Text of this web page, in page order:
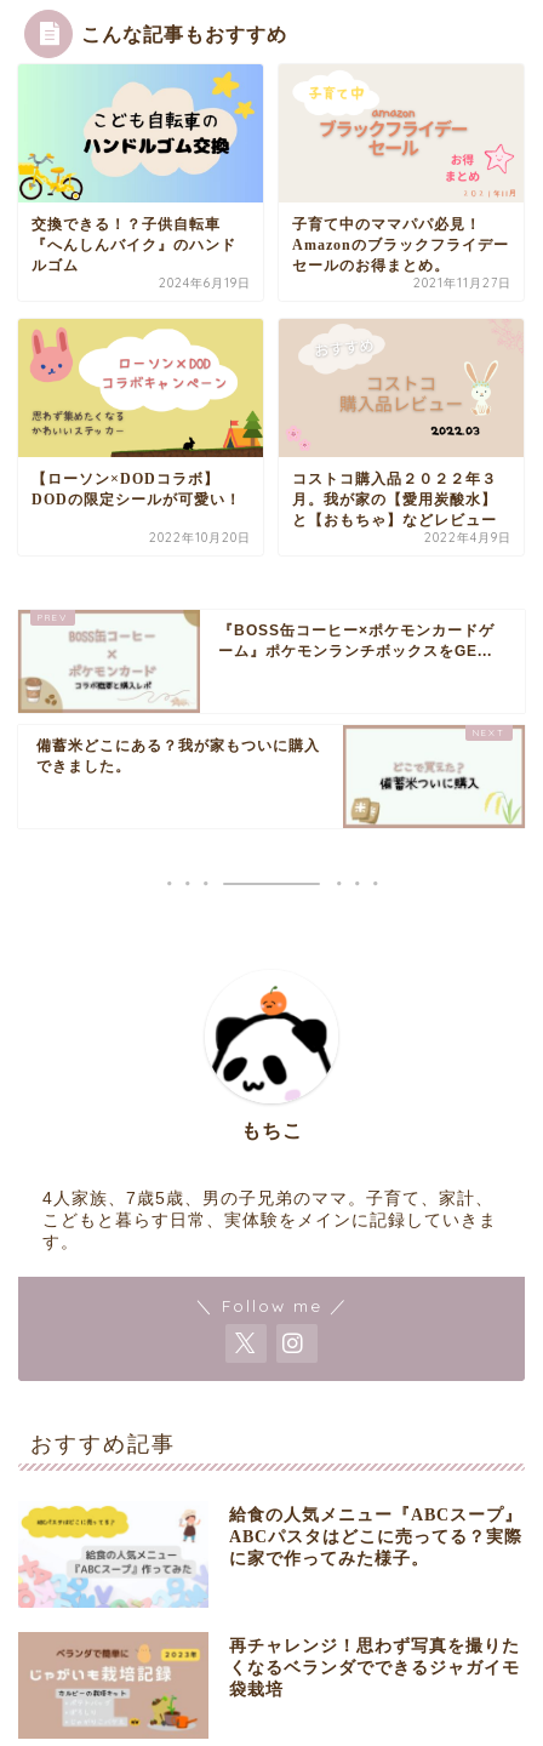
こんな記事もおすすめ
交換できる！？子供自転車
『へんしんバイク』のハンド
ルゴム
2024年6月19日
子育て中のママパパ必見！
Amazonのブラックフライデー
セールのお得まとめ。
2021年11月27日
【ローソン×DODコラボ】
DODの限定シールが可愛い！
2022年10月20日
コストコ購入品２０２２年３
月。我が家の【愛用炭酸水】
と【おもちゃ】などレビュー
2022年4月9日
『BOSS缶コーヒー×ポケモンカードゲ
ーム』ポケモンランチボックスをGE...
備蓄米どこにある？我が家もついに購入
できました。
もちこ
4人家族、7歳5歳、男の子兄弟のママ。子育て、家計、
こどもと暮らす日常、実体験をメインに記録していきま
す。
＼ Follow me ／
おすすめ記事
給食の人気メニュー『ABCスープ』
ABCパスタはどこに売ってる？実際
に家で作ってみた様子。
再チャレンジ！思わず写真を撮りた
くなるベランダでできるジャガイモ
袋栽培